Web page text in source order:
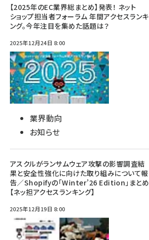
【2025年のEC業界総まとめ】発表！ ネット
ショップ担当者フォーラム 年間アクセスランキ
ング。今年注目を集めた話題は？
2025年12月24日 8:00
業界動向
お知らせ
アスクルがランサムウェア攻撃の影響調査結
果と安全性強化に向けた取り組みについて報
告／Shopifyの「Winter’26 Edition」まとめ
【ネッ担アクセスランキング】
2025年12月19日 8:00